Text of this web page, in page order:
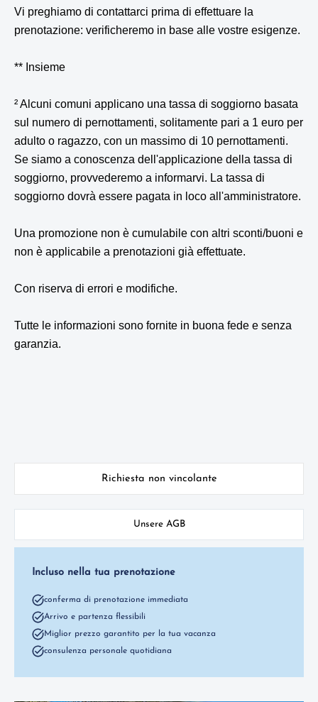
Vi preghiamo di contattarci prima di effettuare la
prenotazione: verificheremo in base alle vostre esigenze.
** Insieme
² Alcuni comuni applicano una tassa di soggiorno basata
sul numero di pernottamenti, solitamente pari a 1 euro per
adulto o ragazzo, con un massimo di 10 pernottamenti.
Se siamo a conoscenza dell'applicazione della tassa di
soggiorno, provvederemo a informarvi. La tassa di
soggiorno dovrà essere pagata in loco all'amministratore.
Una promozione non è cumulabile con altri sconti/buoni e
non è applicabile a prenotazioni già effettuate.
Con riserva di errori e modifiche.
Tutte le informazioni sono fornite in buona fede e senza
garanzia.
Richiesta non vincolante
Unsere AGB
Incluso nella tua prenotazione
conferma di prenotazione immediata
Arrivo e partenza flessibili
Miglior prezzo garantito per la tua vacanza
consulenza personale quotidiana